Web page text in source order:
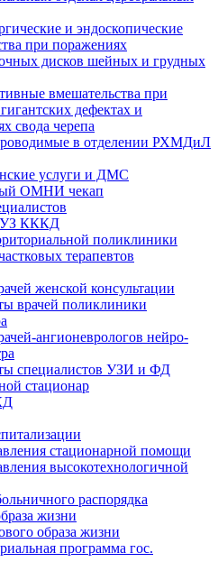
и эндоскопические
при поражениях
дисков шейных и грудных
вмешательства при
дефектах и
свода черепа
в отделении РХМДиЛ
услуги и ДМС
ОМНИ чекап
КККД
поликлиники
терапевтов
женской консультации
врачей поликлиники
ангионеврологов нейро-
специалистов УЗИ и ФД
стационар
стационарной помощи
высокотехнологичной
распорядка
жизни
образа жизни
программа гос.